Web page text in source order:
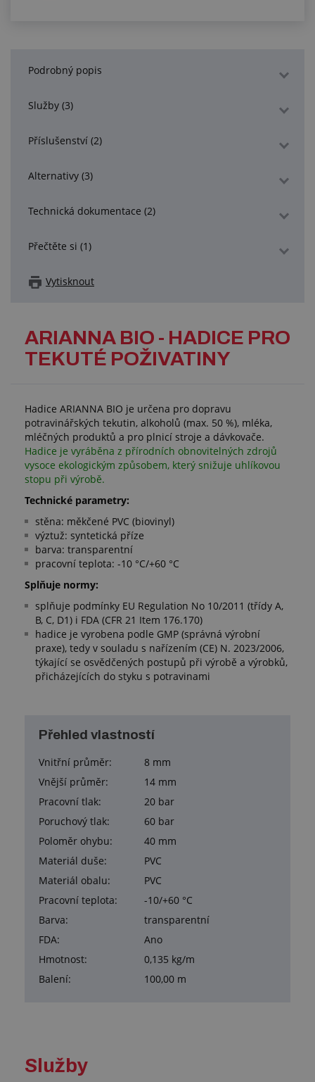
Podrobný popis
Služby (3)
Příslušenství (2)
Alternativy (3)
Technická dokumentace (2)
Přečtěte si (1)
Vytisknout
ARIANNA BIO - HADICE PRO
TEKUTÉ POŽIVATINY
Hadice ARIANNA BIO je určena pro dopravu
potravinářských tekutin, alkoholů (max. 50 %), mléka,
mléčných produktů a pro plnicí stroje a dávkovače.
Hadice je vyráběna z přírodních obnovitelných zdrojů
vysoce ekologickým způsobem, který snižuje uhlíkovou
stopu při výrobě.
Technické parametry:
stěna: měkčené PVC (biovinyl)
výztuž: syntetická příze
barva: transparentní
pracovní teplota: -10 °C/+60 °C
Splňuje normy:
splňuje podmínky EU Regulation No 10/2011 (třídy A,
B, C, D1) i FDA (CFR 21 Item 176.170)
hadice je vyrobena podle GMP (správná výrobní
praxe), tedy v souladu s nařízením (CE) N. 2023/2006,
týkající se osvědčených postupů při výrobě a výrobků,
přicházejících do styku s potravinami
Přehled vlastností
Vnitřní průměr:
8 mm
Vnější průměr:
14 mm
Pracovní tlak:
20 bar
Poruchový tlak:
60 bar
Poloměr ohybu:
40 mm
Materiál duše:
PVC
Materiál obalu:
PVC
Pracovní teplota:
-10/+60 °C
Barva:
transparentní
FDA:
Ano
Hmotnost:
0,135 kg/m
Balení:
100,00 m
Služby